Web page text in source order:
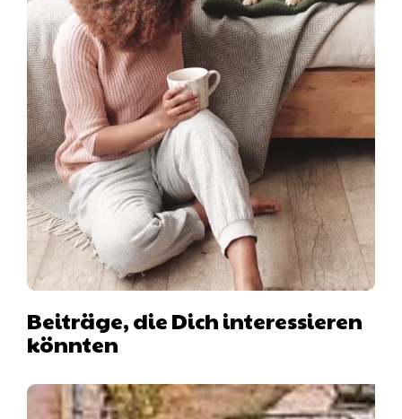
Beiträge, die Dich interessieren
könnten
Hausboot mit Hund